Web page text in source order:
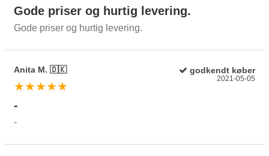
Gode priser og hurtig levering.
Gode priser og hurtig levering.
Anita M. 🇩🇰 godkendt køber
★★★★★
2021-05-05
-
-